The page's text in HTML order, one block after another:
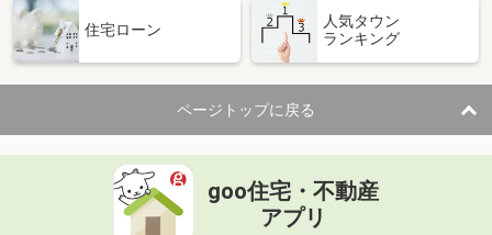
住宅ローン
人気タウン
ランキング
ページトップに戻る
goo住宅・不動産
アプリ